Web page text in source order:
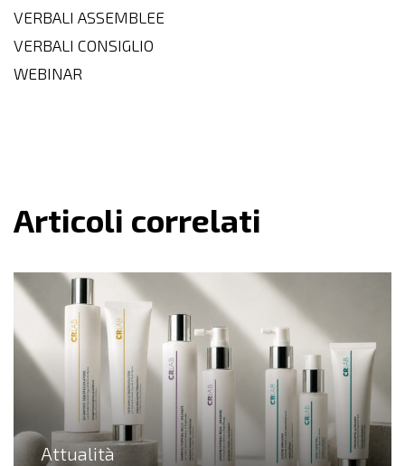
VERBALI ASSEMBLEE
VERBALI CONSIGLIO
WEBINAR
Articoli correlati
Attualità